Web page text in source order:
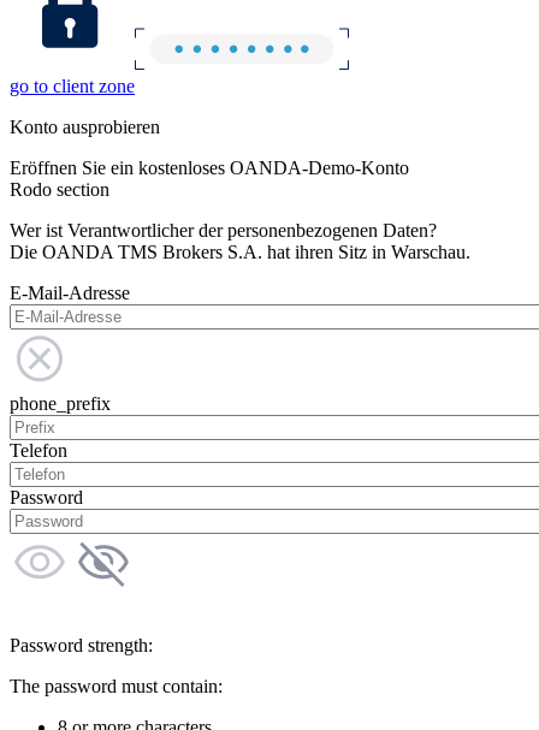
go to client zone
Konto ausprobieren
Eröffnen Sie ein kostenloses OANDA-Demo-Konto
Rodo section
Wer ist Verantwortlicher der personenbezogenen Daten?
Die OANDA TMS Brokers S.A. hat ihren Sitz in Warschau.
E-Mail-Adresse
phone_prefix
Telefon
Password
Password strength:
The password must contain: